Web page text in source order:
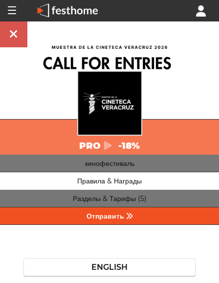
PRO -18%
кинофестиваль
Правила & Награды
Разделы & Тарифы (5)
Отправить
ENGLISH